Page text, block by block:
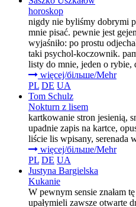
horoskop
nigdy nie byliśmy dobrymi
mnie pisać. pewnie jest
wyjaśniło: po prostu
taki psychol-koczownik.
listy do mnie, jeden o rybie,
więcej/більше/Mehr
PL DE UA
Tom Schulz
Nokturn z lisem
kartkowanie stron jesienią,
upadnie zapis na kartce,
liście lis wpisany, serenada
więcej/більше/Mehr
PL DE UA
Justyna Bargielska
Kukanie
W pewnym sensie znałam
upałymieli zawsze otwarte